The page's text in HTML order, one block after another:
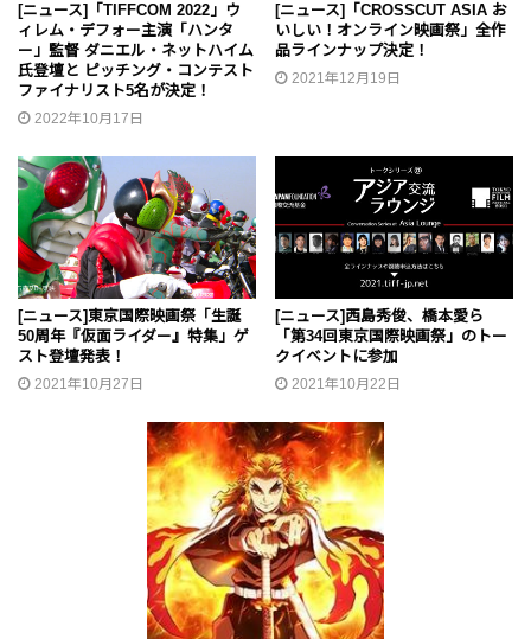
[ニュース]「TIFFCOM 2022」ウ
ィレム・デフォー主演「ハンタ
ー」監督 ダニエル・ネットハイム
氏登壇と ピッチング・コンテスト
ファイナリスト5名が決定！
2022年10月17日
[ニュース]「CROSSCUT ASIA お
いしい！オンライン映画祭」全作
品ラインナップ決定！
2021年12月19日
[ニュース]東京国際映画祭「生誕
50周年『仮面ライダー』特集」ゲ
スト登壇発表！
2021年10月27日
[ニュース]西島秀俊、橋本愛ら
「第34回東京国際映画祭」のトー
クイベントに参加
2021年10月22日